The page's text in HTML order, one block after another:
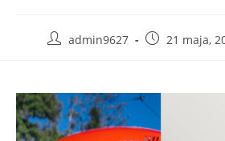
admin9627 21 maja,